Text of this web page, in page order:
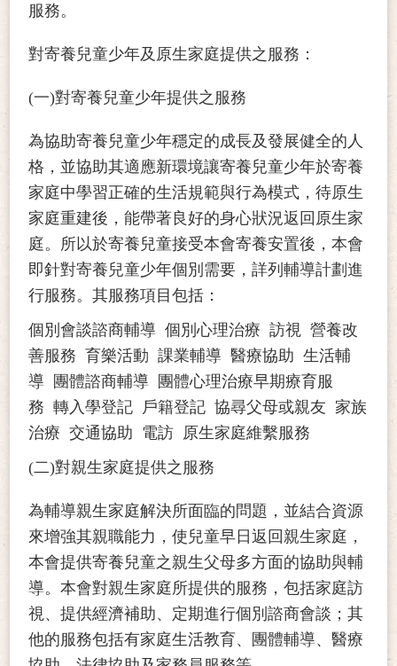
服務。
對寄養兒童少年及原生家庭提供之服務：
(一)對寄養兒童少年提供之服務
為協助寄養兒童少年穩定的成長及發展健全的人
格，並協助其適應新環境讓寄養兒童少年於寄養
家庭中學習正確的生活規範與行為模式，待原生
家庭重建後，能帶著良好的身心狀況返回原生家
庭。所以於寄養兒童接受本會寄養安置後，本會
即針對寄養兒童少年個別需要，詳列輔導計劃進
行服務。其服務項目包括：
個別會談諮商輔導 個別心理治療 訪視 營養改
善服務 育樂活動 課業輔導 醫療協助 生活輔
導 團體諮商輔導 團體心理治療早期療育服
務 轉入學登記 戶籍登記 協尋父母或親友 家族
治療 交通協助 電訪 原生家庭維繫服務
(二)對親生家庭提供之服務
為輔導親生家庭解決所面臨的問題，並結合資源
來增強其親職能力，使兒童早日返回親生家庭，
本會提供寄養兒童之親生父母多方面的協助與輔
導。本會對親生家庭所提供的服務，包括家庭訪
視、提供經濟補助、定期進行個別諮商會談；其
他的服務包括有家庭生活教育、團體輔導、醫療